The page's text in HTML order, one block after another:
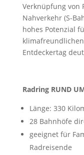
Verknüpfung von
Nahverkehr (S-
hohes Potenzial
Entdeckertag
Radring RUND
Länge: 330
28 Bahnhöfe
geeignet für
Radreisende